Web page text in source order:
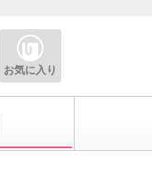
お気に入り